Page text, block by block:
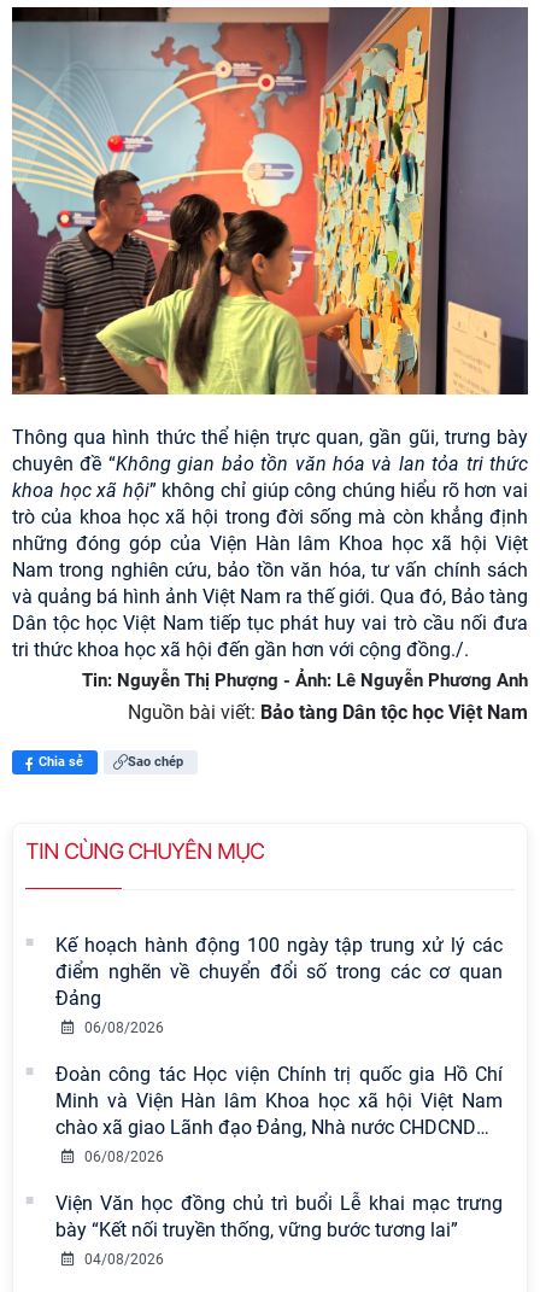
Thông qua hình thức thể hiện trực quan, gần gũi, trưng bày
chuyên đề “Không gian bảo tồn văn hóa và lan tỏa tri thức
khoa học xã hội” không chỉ giúp công chúng hiểu rõ hơn vai
trò của khoa học xã hội trong đời sống mà còn khẳng định
những đóng góp của Viện Hàn lâm Khoa học xã hội Việt
Nam trong nghiên cứu, bảo tồn văn hóa, tư vấn chính sách
và quảng bá hình ảnh Việt Nam ra thế giới. Qua đó, Bảo tàng
Dân tộc học Việt Nam tiếp tục phát huy vai trò cầu nối đưa
tri thức khoa học xã hội đến gần hơn với cộng đồng./.
Tin: Nguyễn Thị Phượng - Ảnh: Lê Nguyễn Phương Anh
Nguồn bài viết: Bảo tàng Dân tộc học Việt Nam
Chia sẻ Sao chép
TIN CÙNG CHUYÊN MỤC
Kế hoạch hành động 100 ngày tập trung xử lý các
điểm nghẽn về chuyển đổi số trong các cơ quan
Đảng
06/08/2026
Đoàn công tác Học viện Chính trị quốc gia Hồ Chí
Minh và Viện Hàn lâm Khoa học xã hội Việt Nam
chào xã giao Lãnh đạo Đảng, Nhà nước CHDCND…
06/08/2026
Viện Văn học đồng chủ trì buổi Lễ khai mạc trưng
bày “Kết nối truyền thống, vững bước tương lai”
04/08/2026